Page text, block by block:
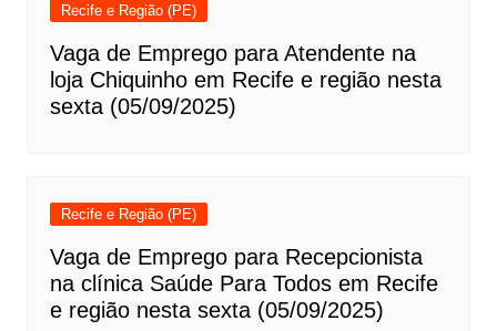
Recife e Região (PE)
Vaga de Emprego para Atendente na
loja Chiquinho em Recife e região nesta
sexta (05/09/2025)
Recife e Região (PE)
Vaga de Emprego para Recepcionista
na clínica Saúde Para Todos em Recife
e região nesta sexta (05/09/2025)